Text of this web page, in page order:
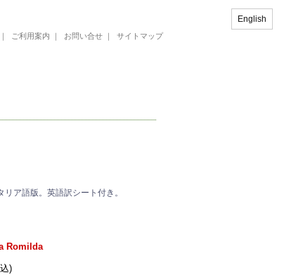
｜ ご利用案内 ｜ お問い合せ ｜ サイトマップ
ア語版。英語訳シート付き。
Romilda
)
English